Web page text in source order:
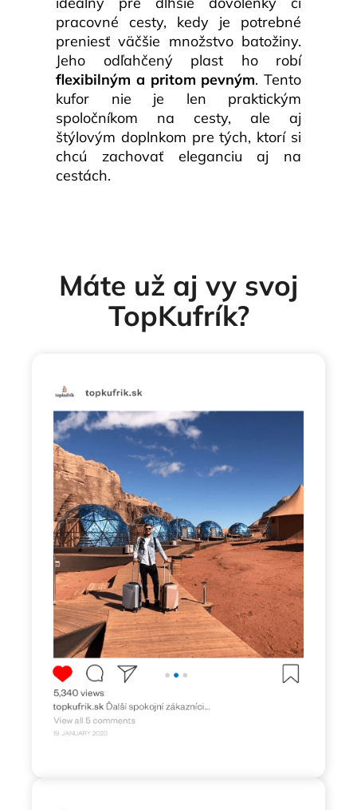
pracovné cesty, kedy je potrebné
preniesť väčšie množstvo batožiny.
Jeho odľahčený plast ho robí
flexibilným a pritom pevným. Tento
kufor nie je len praktickým
spoločníkom na cesty, ale aj
štýlovým doplnkom pre tých, ktorí si
chcú zachovať eleganciu aj na
cestách.
Máte už aj vy svoj
TopKufrík?